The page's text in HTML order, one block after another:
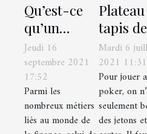
Qu’est-ce
qu’un
broker
financier ?
Jeudi 16
septembre 2021
17:52
Parmi les
nombreux métiers
liés au monde de
tapis de
poker :
comment
les
Mardi 6
2021 11:31
Pour jouer
poker, on
seulement
des jetons